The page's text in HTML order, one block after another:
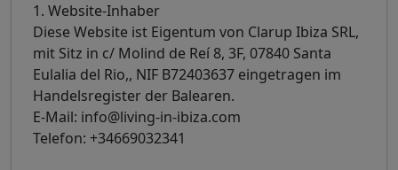
1. Website-Inhaber
Diese Website ist Eigentum von Clarup Ibiza SRL,
mit Sitz in c/ Molind de Reí 8, 3F, 07840 Santa
Eulalia del Rio,, NIF B72403637 eingetragen im
Handelsregister der Balearen.
E-Mail: info@living-in-ibiza.com
Telefon: +34669032341